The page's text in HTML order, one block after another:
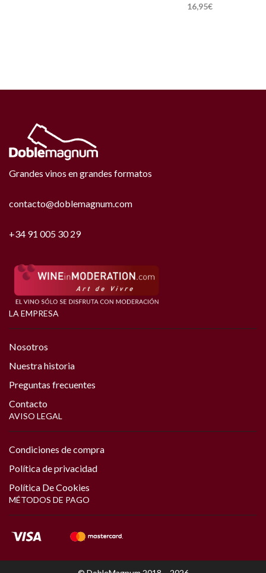
16,95€
Grandes vinos en grandes formatos
contacto@doblemagnum.com
+34 91 005 30 29
LA EMPRESA
Nosotros
Nuestra historia
Preguntas frecuentes
Contacto
AVISO LEGAL
Condiciones de compra
Política de privacidad
Política De Cookies
MÉTODOS DE PAGO